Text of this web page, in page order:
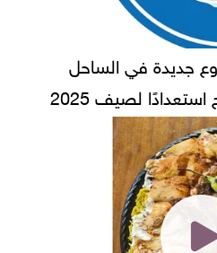
تعلن افتتاح 7 فروع جديدة في الساحل
لصيف 2025